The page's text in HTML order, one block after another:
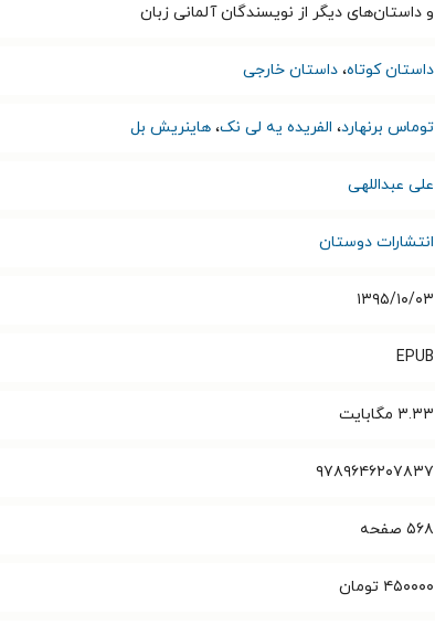
و داستان‌های دیگر از نویسندگان آلمانی زبان
داستان کوتاه، داستان خارجی
توماس برنهارد، الفریده یه لی نک، هاینریش بل
علی عبداللهی
انتشارات دوستان
۱۳۹۵/۱۰/۰۳
EPUB
۳.۳۳ مگابایت
۹۷۸۹۶۴۶۲۰۷۸۳۷
۵۶۸ صفحه
۴۵۰۰۰۰ تومان